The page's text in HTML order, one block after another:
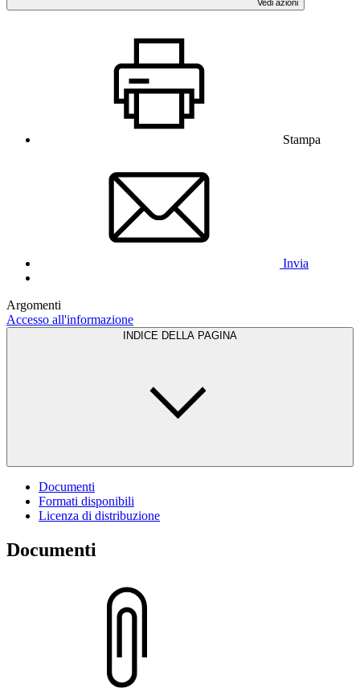
Vedi azioni
Stampa
Invia
Argomenti
Accesso all'informazione
INDICE DELLA PAGINA
Documenti
Formati disponibili
Licenza di distribuzione
Documenti